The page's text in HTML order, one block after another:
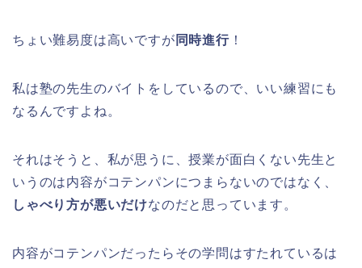
ちょい難易度は高いですが 同時進行！
私は塾の先生のバイトをしているので、いい練習にも
なるんですよね。
それはそうと、私が思うに、授業が面白くない先生と
いうのは内容がコテンパンにつまらないのではなく、
しゃべり方が悪いだけなのだと思っています。
内容がコテンパンだったらその学問はすたれているは